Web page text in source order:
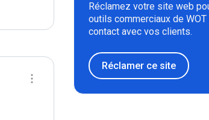
Réclamez votre site web
outils commerciaux de
contact avec vos clients.
Réclamer ce site